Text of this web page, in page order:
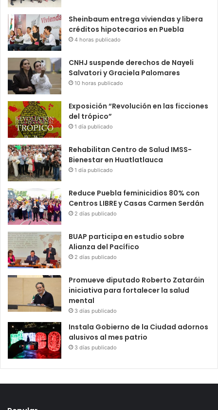
Sheinbaum entrega viviendas y libera
créditos hipotecarios en Puebla
4 horas publicado
CNHJ suspende derechos de Nayeli
Salvatori y Graciela Palomares
10 horas publicado
Exposición “Revolución en las ficciones
del trópico”
1 día publicado
Rehabilitan Centro de Salud IMSS-
Bienestar en Huatlatlauca
1 día publicado
Reduce Puebla feminicidios 80% con
Centros LIBRE y Casas Carmen Serdán
2 días publicado
BUAP participa en estudio sobre
Alianza del Pacífico
2 días publicado
Promueve diputado Roberto Zataráin
iniciativa para fortalecer la salud
mental
3 días publicado
Instala Gobierno de la Ciudad adornos
alusivos al mes patrio
3 días publicado